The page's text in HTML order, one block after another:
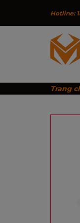
Hotline:
Trang